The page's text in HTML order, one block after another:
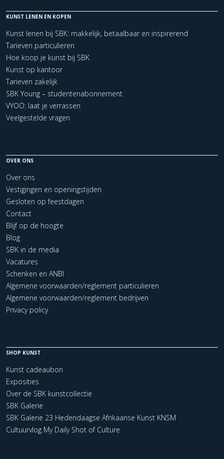
KUNST LENEN EN KOPEN
Kunst lenen bij SBK: makkelijk, betaalbaar en inspirerend
Tarieven particulieren
Hoe koop je kunst bij SBK
Kunst op kantoor
Tarieven zakelijk
SBK Young – studentenabonnement
VYOO: laat je verrassen
Veelgestelde vragen
OVER ONS
Over ons
Vestigingen en openingstijden
Gesloten op feestdagen
Contact
Blijf op de hoogte
Blog
SBK in de media
Vacatures
Schenken en ANBI
Algemene voorwaarden/reglement particulieren
Algemene voorwaarden/reglement bedrijven
Privacy policy
SHOP KUNST
Kunst cadeaubon
Exposities
Over de SBK kunstcollectie
SBK Galerie
SBK Galerie 23 Hedendaagse Afrikaanse Kunst KNSM
Cultuurvlog My Daily Shot of Culture